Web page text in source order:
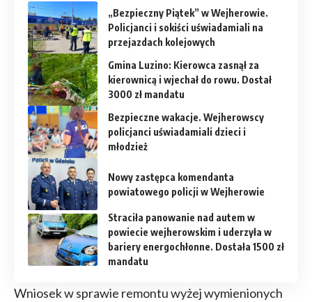
„Bezpieczny Piątek” w Wejherowie.
Policjanci i sokiści uświadamiali na
przejazdach kolejowych
Gmina Luzino: Kierowca zasnął za
kierownicą i wjechał do rowu. Dostał
3000 zł mandatu
Bezpieczne wakacje. Wejherowscy
policjanci uświadamiali dzieci i
młodzież
Nowy zastępca komendanta
powiatowego policji w Wejherowie
Straciła panowanie nad autem w
powiecie wejherowskim i uderzyła w
bariery energochłonne. Dostała 1500 zł
mandatu
Wniosek w sprawie remontu wyżej wymienionych